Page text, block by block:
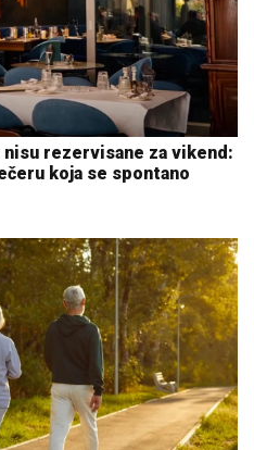
rezervisane za vikend:
koja se spontano